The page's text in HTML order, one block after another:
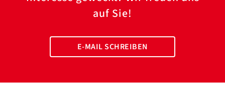
auf Sie!
E-MAIL SCHREIBEN